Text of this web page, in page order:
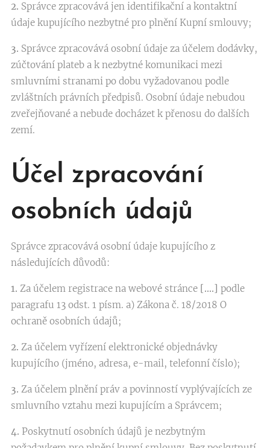
2. Správce zpracovává jen identifikační a kontaktní
údaje kupujícího nezbytné pro plnění Kupní smlouvy;
3. Správce zpracovává osobní údaje za účelem dodávky,
zúčtování plateb a k nezbytné komunikaci mezi
smluvními stranami po dobu vyžadovanou podle
zvláštních právních předpisů. Osobní údaje nebudou
zveřejňované a nebude docházet k přenosu do dalších
zemí.
Účel zpracování
osobních údajů
Správce zpracovává osobní údaje kupujícího z
následujících důvodů:
1. Za účelem registrace na webové stránce [….] podle
paragrafu 13 odst. 1 písm. a) Zákona č. 18/2018 O
ochraně osobních údajů;
2. Za účelem vyřízení elektronické objednávky
kupujícího (jméno, adresa, e-mail, telefonní číslo);
3. Za účelem plnění práv a povinností vyplývajících ze
smluvního vztahu mezi kupujícím a Správcem;
4. Poskytnutí osobních údajů je nezbytným